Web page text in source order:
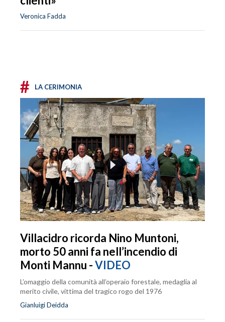
Veronica Fadda
# LA CERIMONIA
Villacidro ricorda Nino Muntoni,
morto 50 anni fa nell’incendio di
Monti Mannu -VIDEO
L’omaggio della comunità all’operaio forestale, medaglia al
merito civile, vittima del tragico rogo del 1976
Gianluigi Deidda